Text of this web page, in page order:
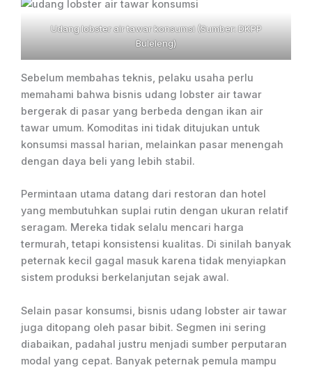
Udang lobster air tawar konsumsi (Sumber: DKPP
Buleleng)
Sebelum membahas teknis, pelaku usaha perlu
memahami bahwa bisnis udang lobster air tawar
bergerak di pasar yang berbeda dengan ikan air
tawar umum. Komoditas ini tidak ditujukan untuk
konsumsi massal harian, melainkan pasar menengah
dengan daya beli yang lebih stabil.
Permintaan utama datang dari restoran dan hotel
yang membutuhkan suplai rutin dengan ukuran relatif
seragam. Mereka tidak selalu mencari harga
termurah, tetapi konsistensi kualitas. Di sinilah banyak
peternak kecil gagal masuk karena tidak menyiapkan
sistem produksi berkelanjutan sejak awal.
Selain pasar konsumsi, bisnis udang lobster air tawar
juga ditopang oleh pasar bibit. Segmen ini sering
diabaikan, padahal justru menjadi sumber perputaran
modal yang cepat. Banyak peternak pemula mampu